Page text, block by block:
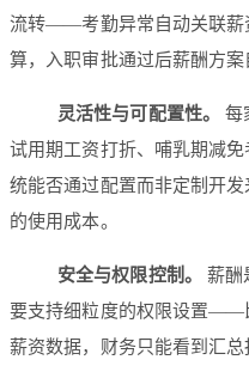
流转——考勤异常自动关联薪
算，入职审批通过后薪酬方案
灵活性与可配置性。
每
试用期工资打折、哺乳期减
统能否通过配置而非定制开
的使用成本。
安全与权限控制。
薪酬
要支持细粒度的权限设置——
薪资数据，财务只能看到汇